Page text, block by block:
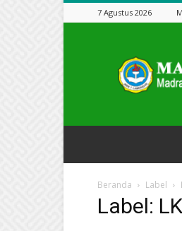
7 Agustus 2026
Cendekia
Beranda Label
Label: